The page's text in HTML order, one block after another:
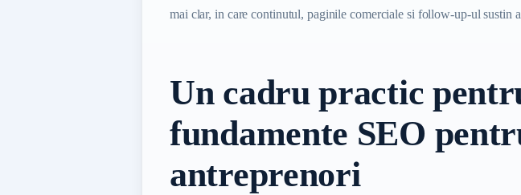
mai clar, in care continutul, paginile comerciale si follow-up-ul sustin
Un cadru practic
fundamente SEO
antreprenori